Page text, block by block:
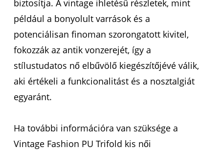
biztosítja. A vintage ihletésű részletek, mint
például a bonyolult varrások és a
potenciálisan finoman szorongatott kivitel,
fokozzák az antik vonzerejét, így a
stílustudatos nő elbűvölő kiegészítőjévé válik,
aki értékeli a funkcionalitást és a nosztalgiát
egyaránt.
Ha további információra van szüksége a
Vintage Fashion PU Trifold kis női